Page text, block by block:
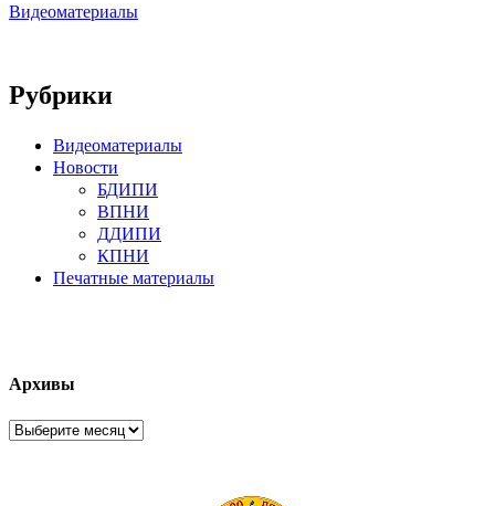
Видеоматериалы
Рубрики
Видеоматериалы
Новости
БДИПИ
ВПНИ
ДДИПИ
КПНИ
Печатные материалы
Архивы
Архивы